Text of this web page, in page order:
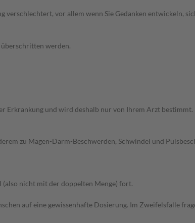
vor allem wenn Sie Gedanken entwickeln,
werden.
Erkrankung und wird deshalb nur von Ihrem Arzt bestimmt.
zu Magen-Darm-Beschwerden, Schwindel und
(also nicht mit der doppelten Menge) fort.
auf eine gewissenhafte Dosierung. Im Zweifelsfalle